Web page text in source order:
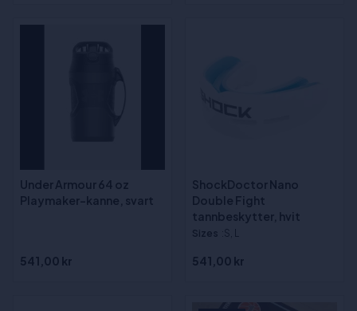
Under Armour 64 oz
Playmaker-kanne, svart
541,00 kr
ShockDoctor Nano
Double Fight
tannbeskytter, hvit
Sizes :S, L
541,00 kr